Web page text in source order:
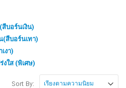
บอร์นเงิน)
(สีบอร์นเทา)
งา)
งใส (พิเศษ)
Sort By: